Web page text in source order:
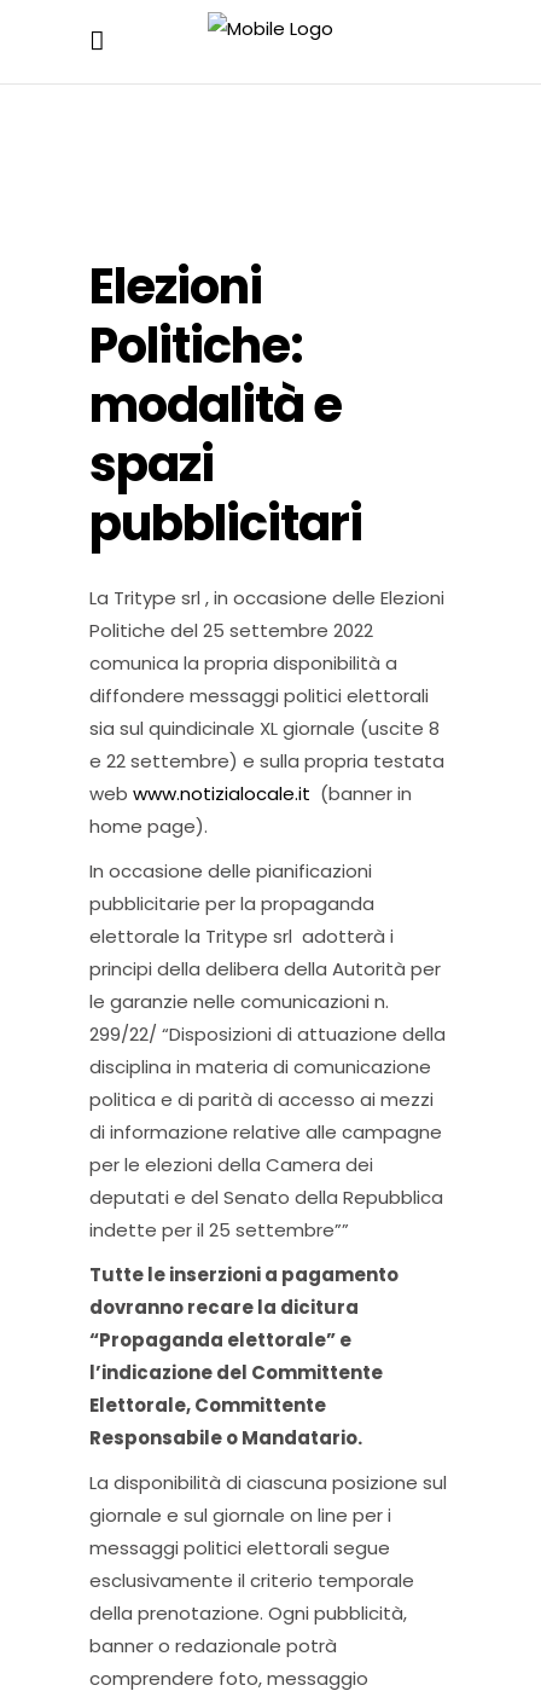
Elezioni
Politiche:
modalità e
spazi
pubblicitari
La Tritype srl , in occasione delle Elezioni
Politiche del 25 settembre 2022
comunica la propria disponibilità a
diffondere messaggi politici elettorali
sia sul quindicinale XL giornale (uscite 8
e 22 settembre) e sulla propria testata
web www.notizialocale.it (banner in
home page).
In occasione delle pianificazioni
pubblicitarie per la propaganda
elettorale la Tritype srl adotterà i
principi della delibera della Autorità per
le garanzie nelle comunicazioni n.
299/22/ “Disposizioni di attuazione della
disciplina in materia di comunicazione
politica e di parità di accesso ai mezzi
di informazione relative alle campagne
per le elezioni della Camera dei
deputati e del Senato della Repubblica
indette per il 25 settembre””
Tutte le inserzioni a pagamento
dovranno recare la dicitura
“Propaganda elettorale” e
l’indicazione del Committente
Elettorale, Committente
Responsabile o Mandatario.
La disponibilità di ciascuna posizione sul
giornale e sul giornale on line per i
messaggi politici elettorali segue
esclusivamente il criterio temporale
della prenotazione. Ogni pubblicità,
banner o redazionale potrà
comprendere foto, messaggio